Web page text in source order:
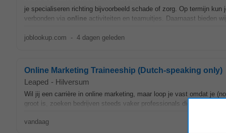
je specialiseren richting bijvoorbeeld schade of zorg. Op termijn kun
verbonden via online activiteiten en teamuitjes. Daarnaast bieden
joblookup.com - 4 dagen geleden
Online Marketing Traineeship (Dutch-speaking only)
Leaped - Hilversum
Wil jij een carrière in online marketing, maar loop je vast omdat je
groot is, zoeken bedrijven steeds vaker professionals die niet alleen
vandaag